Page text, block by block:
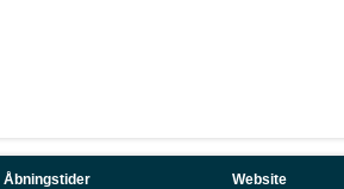
Åbningstider Website